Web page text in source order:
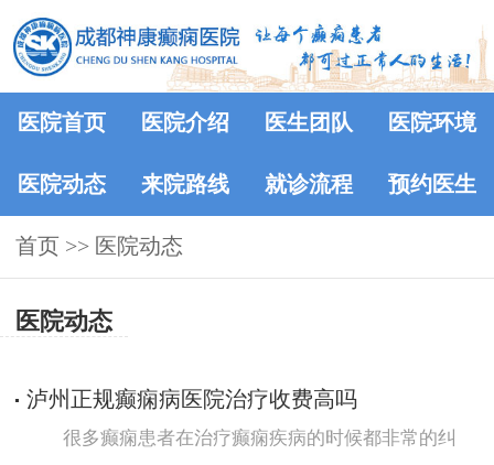
医院首页 医院介绍 医生团队 医院环境
医院动态 来院路线 就诊流程 预约医生
首页 >> 医院动态
医院动态
泸州正规癫痫病医院治疗收费高吗
很多癫痫患者在治疗癫痫疾病的时候都非常的纠